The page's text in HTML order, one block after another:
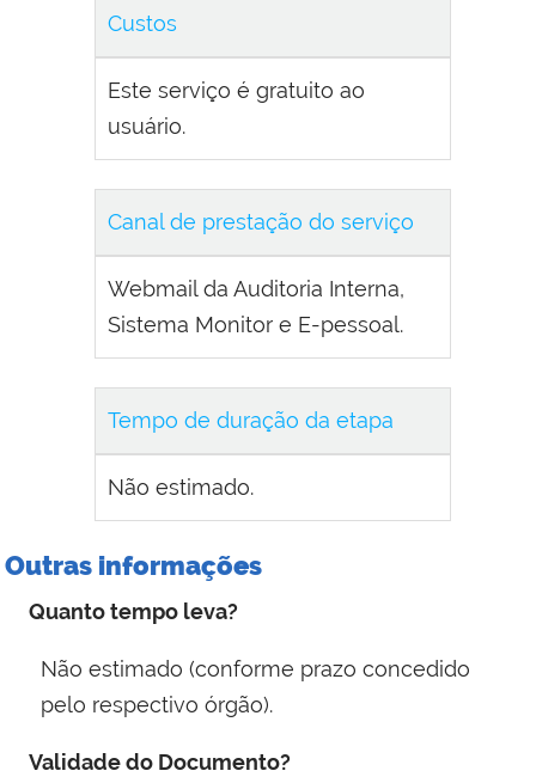
Custos
Este serviço é gratuito ao
usuário.
Canal de prestação do serviço
Webmail da Auditoria Interna,
Sistema Monitor e E-pessoal.
Tempo de duração da etapa
Não estimado.
Outras informações
Quanto tempo leva?
Não estimado (conforme prazo concedido
pelo respectivo órgão).
Validade do Documento?